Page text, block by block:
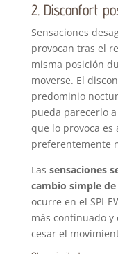
2. Disconfort
Sensaciones
provocan tras el
misma posición
moverse. El
predominio
pueda parecerlo
que lo provoca
preferentemente
Las sensaciones
cambio simple
ocurre en el SPI-
más continuado y
cesar el